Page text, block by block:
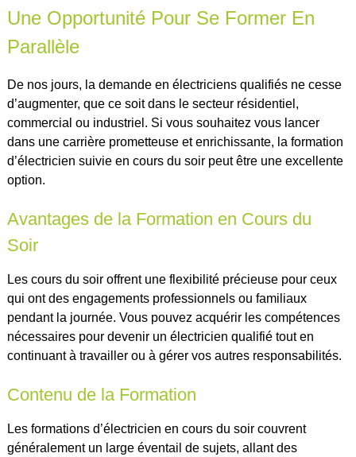
Une Opportunité Pour Se Former En
Parallèle
De nos jours, la demande en électriciens qualifiés ne cesse
d’augmenter, que ce soit dans le secteur résidentiel,
commercial ou industriel. Si vous souhaitez vous lancer
dans une carrière prometteuse et enrichissante, la formation
d’électricien suivie en cours du soir peut être une excellente
option.
Avantages de la Formation en Cours du
Soir
Les cours du soir offrent une flexibilité précieuse pour ceux
qui ont des engagements professionnels ou familiaux
pendant la journée. Vous pouvez acquérir les compétences
nécessaires pour devenir un électricien qualifié tout en
continuant à travailler ou à gérer vos autres responsabilités.
Contenu de la Formation
Les formations d’électricien en cours du soir couvrent
généralement un large éventail de sujets, allant des